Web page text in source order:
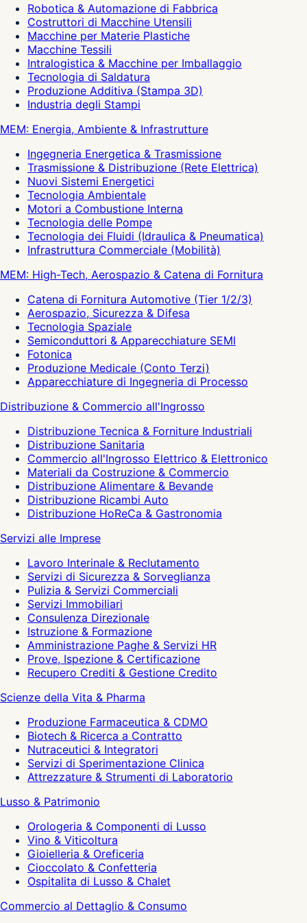
Robotica & Automazione di Fabbrica
Costruttori di Macchine Utensili
Macchine per Materie Plastiche
Macchine Tessili
Intralogistica & Macchine per Imballaggio
Tecnologia di Saldatura
Produzione Additiva (Stampa 3D)
Industria degli Stampi
MEM: Energia, Ambiente & Infrastrutture
Ingegneria Energetica & Trasmissione
Trasmissione & Distribuzione (Rete Elettrica)
Nuovi Sistemi Energetici
Tecnologia Ambientale
Motori a Combustione Interna
Tecnologia delle Pompe
Tecnologia dei Fluidi (Idraulica & Pneumatica)
Infrastruttura Commerciale (Mobilità)
MEM: High-Tech, Aerospazio & Catena di Fornitura
Catena di Fornitura Automotive (Tier 1/2/3)
Aerospazio, Sicurezza & Difesa
Tecnologia Spaziale
Semiconduttori & Apparecchiature SEMI
Fotonica
Produzione Medicale (Conto Terzi)
Apparecchiature di Ingegneria di Processo
Distribuzione & Commercio all'Ingrosso
Distribuzione Tecnica & Forniture Industriali
Distribuzione Sanitaria
Commercio all'Ingrosso Elettrico & Elettronico
Materiali da Costruzione & Commercio
Distribuzione Alimentare & Bevande
Distribuzione Ricambi Auto
Distribuzione HoReCa & Gastronomia
Servizi alle Imprese
Lavoro Interinale & Reclutamento
Servizi di Sicurezza & Sorveglianza
Pulizia & Servizi Commerciali
Servizi Immobiliari
Consulenza Direzionale
Istruzione & Formazione
Amministrazione Paghe & Servizi HR
Prove, Ispezione & Certificazione
Recupero Crediti & Gestione Credito
Scienze della Vita & Pharma
Produzione Farmaceutica & CDMO
Biotech & Ricerca a Contratto
Nutraceutici & Integratori
Servizi di Sperimentazione Clinica
Attrezzature & Strumenti di Laboratorio
Lusso & Patrimonio
Orologeria & Componenti di Lusso
Vino & Viticoltura
Gioielleria & Oreficeria
Cioccolato & Confetteria
Ospitalita di Lusso & Chalet
Commercio al Dettaglio & Consumo